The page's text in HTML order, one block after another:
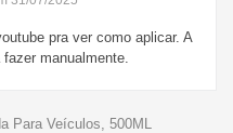
pra ver como aplicar. A
manualmente.
Para Veículos, 500ML